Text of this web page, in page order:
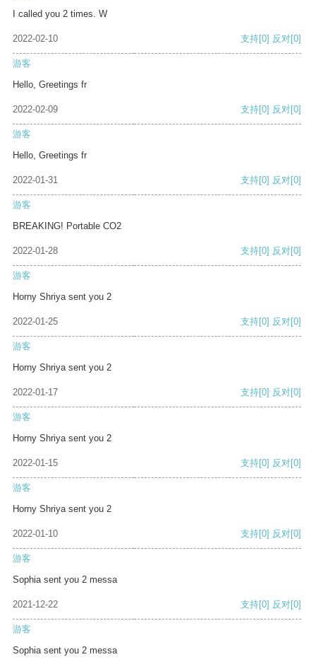
I called you 2 times. W
2022-02-10 支持[0] 反对[0]
游客
Hello, Greetings fr
2022-02-09 支持[0] 反对[0]
游客
Hello, Greetings fr
2022-01-31 支持[0] 反对[0]
游客
BREAKING! Portable CO2
2022-01-28 支持[0] 反对[0]
游客
Horny Shriya sent you 2
2022-01-25 支持[0] 反对[0]
游客
Horny Shriya sent you 2
2022-01-17 支持[0] 反对[0]
游客
Horny Shriya sent you 2
2022-01-15 支持[0] 反对[0]
游客
Horny Shriya sent you 2
2022-01-10 支持[0] 反对[0]
游客
Sophia sent you 2 messa
2021-12-22 支持[0] 反对[0]
游客
Sophia sent you 2 messa